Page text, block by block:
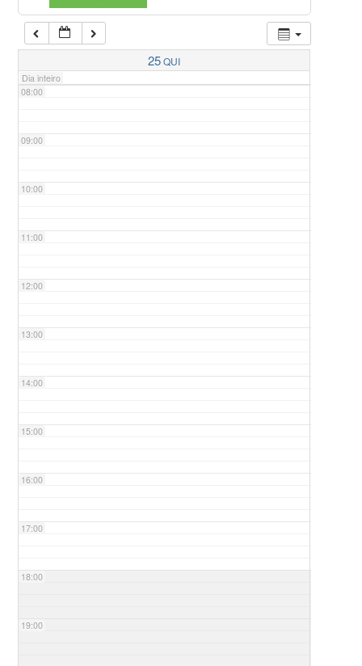
25QUI
Dia inteiro
07:00
08:00
09:00
10:00
11:00
12:00
13:00
14:00
15:00
16:00
17:00
18:00
19:00